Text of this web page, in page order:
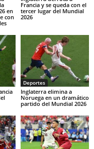
en
con
Francia y se queda con el
tercer lugar del Mundial
2026
Deportes
Inglaterra elimina a
Noruega en un dramático
partido del Mundial 2026